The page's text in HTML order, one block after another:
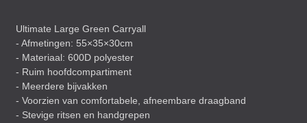
Ultimate Large Green Carryall
- Afmetingen: 55×35×30cm
- Materiaal: 600D polyester
- Ruim hoofdcompartiment
- Meerdere bijvakken
- Voorzien van comfortabele, afneembare draagband
- Stevige ritsen en handgrepen